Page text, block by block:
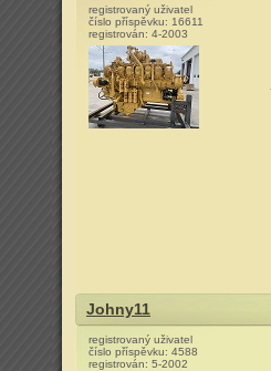
registrovaný uživatel
číslo příspěvku: 16611
registrován: 4-2003
Johny11
registrovaný uživatel
číslo příspěvku: 4588
registrován: 5-2002